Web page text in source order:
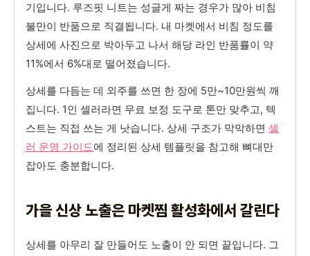
기입니다. 루즈핏 니트는 성글게 짜는 경우가 많아 비침
불만이 반품으로 직결됩니다. 내 마켓에서 비침 정도를
상세에 사진으로 박아두고 나서 해당 라인 반품률이 약
11%에서 6%대로 떨어졌습니다.
상세를 다듬는 데 외주를 쓰면 한 장에 5만~10만원씩 깨
집니다. 1인 셀러라면 무료 보정 도구로 톤만 맞추고, 텍
스트는 직접 쓰는 게 낫습니다. 상세 구조가 막막하면 셀
러 운영 가이드에 정리된 상세 템플릿을 참고해 뼈대만
잡아도 충분합니다.
가을 신상 노출은 마켓찜 활성화에서 갈린다
상세를 아무리 잘 만들어도 노출이 안 되면 끝입니다. 그